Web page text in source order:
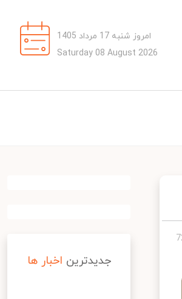
امروز شنبه 17 مرداد 1405
Saturday 08 August 2026
جدیدترین اخبار ها